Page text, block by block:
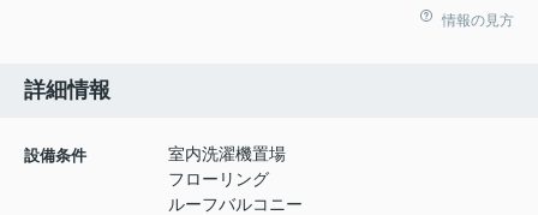
情報の見方
詳細情報
設備条件
室内洗濯機置場
フローリング
ルーフバルコニー